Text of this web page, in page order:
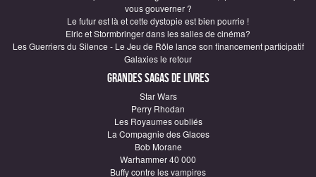
vous gouverner ?
Le futur est là et cette dystopie est bien pourrie !
Elric et Stormbringer dans les salles de cinéma?
Les Guerriers du Silence - Le Jeu de Rôle lance son financement participatif
Galaxies le retour
Grandes sagas de Livres
Star Wars
Perry Rhodan
Les Royaumes oubliés
La Compagnie des Glaces
Bob Morane
Warhammer 40 000
Buffy contre les vampires